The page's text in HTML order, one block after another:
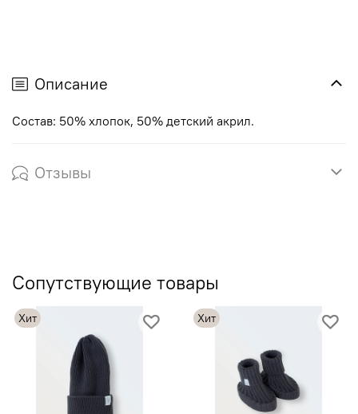
Описание
Cостав: 50% хлопок, 50% детский акрил.
Отзывы
Сопутствующие товары
Хит Хит